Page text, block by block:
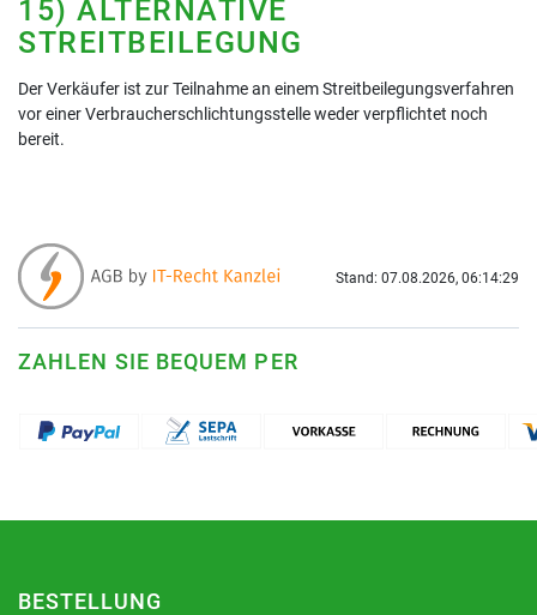
15) ALTERNATIVE
STREITBEILEGUNG
Der Verkäufer ist zur Teilnahme an einem Streitbeilegungsverfahren
vor einer Verbraucherschlichtungsstelle weder verpflichtet noch
bereit.
Stand: 07.08.2026, 06:14:29
ZAHLEN SIE BEQUEM PER
BESTELLUNG